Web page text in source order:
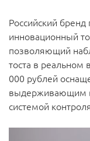
Российский
инновационный
позволяющий
тоста в реальном
000 рублей
выдерживающим
системой